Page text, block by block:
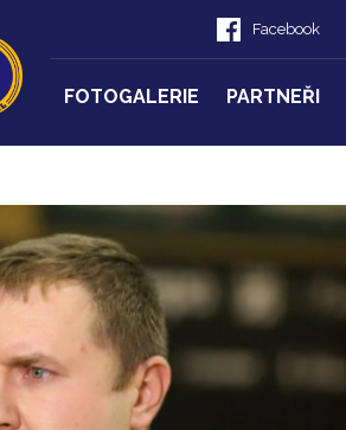
Facebook
FOTOGALERIE PARTNEŘI